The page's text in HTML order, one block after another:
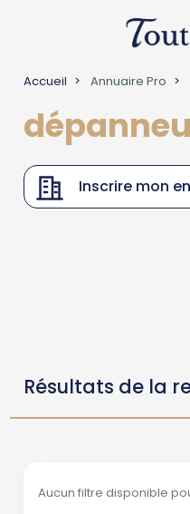
Accueil Annuaire Pro
Inscrire mon
Résultats de la
Aucun filtre disponible